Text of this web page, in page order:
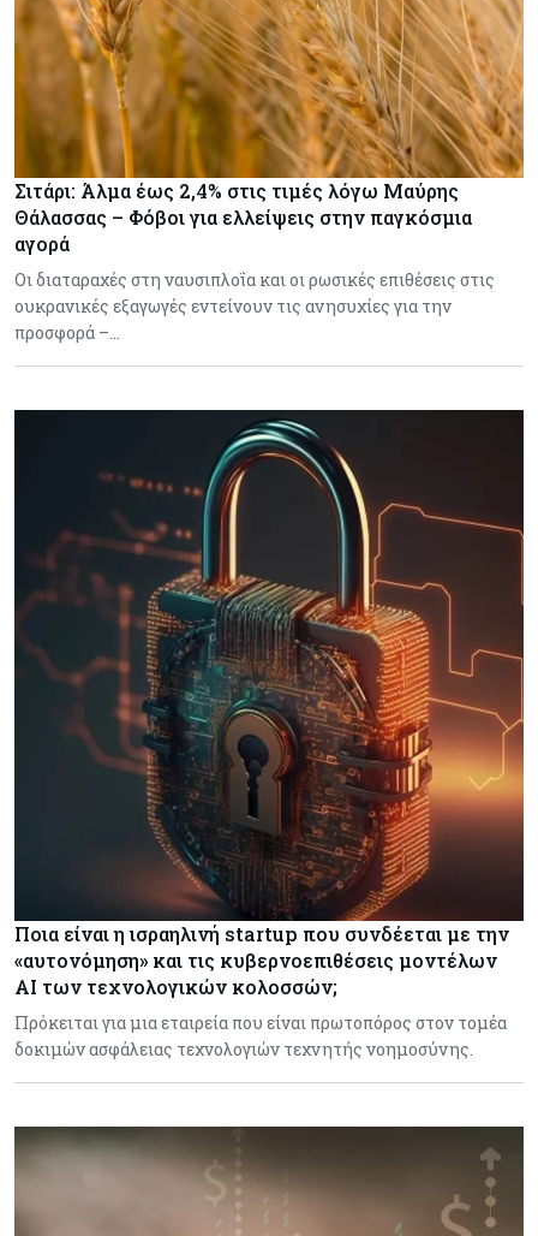
Σιτάρι: Άλμα έως 2,4% στις τιμές λόγω Μαύρης
Θάλασσας – Φόβοι για ελλείψεις στην παγκόσμια
αγορά
Οι διαταραχές στη ναυσιπλοΐα και οι ρωσικές επιθέσεις στις
ουκρανικές εξαγωγές εντείνουν τις ανησυχίες για την
προσφορά –…
Ποια είναι η ισραηλινή startup που συνδέεται με την
«αυτονόμηση» και τις κυβερνοεπιθέσεις μοντέλων
ΑΙ των τεχνολογικών κολοσσών;
Πρόκειται για μια εταιρεία που είναι πρωτοπόρος στον τομέα
δοκιμών ασφάλειας τεχνολογιών τεχνητής νοημοσύνης.